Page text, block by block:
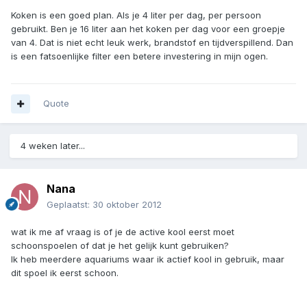
Koken is een goed plan. Als je 4 liter per dag, per persoon
gebruikt. Ben je 16 liter aan het koken per dag voor een groepje
van 4. Dat is niet echt leuk werk, brandstof en tijdverspillend. Dan
is een fatsoenlijke filter een betere investering in mijn ogen.
Quote
4 weken later...
Nana
Geplaatst: 30 oktober 2012
wat ik me af vraag is of je de active kool eerst moet
schoonspoelen of dat je het gelijk kunt gebruiken?
Ik heb meerdere aquariums waar ik actief kool in gebruik, maar
dit spoel ik eerst schoon.